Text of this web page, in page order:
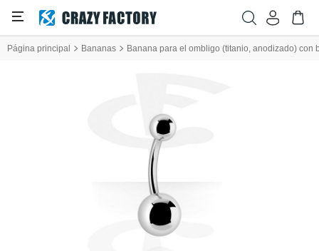
Página principal Bananas Banana para el ombligo (titanio, anodizado) con